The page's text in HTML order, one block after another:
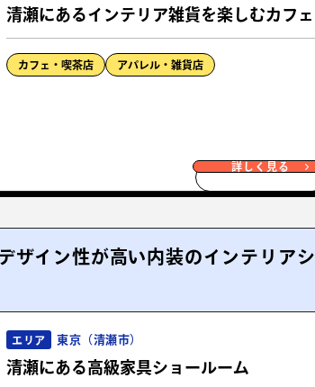
清瀬にあるインテリア雑貨を楽しむカフェ
カフェ・喫茶店 アパレル・雑貨店
詳しく見る
ザイン性が高い内装のインテリアシ
エリア 東京（清瀬市）
清瀬にある高級家具ショールーム